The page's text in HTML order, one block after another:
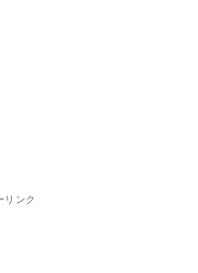
リンク